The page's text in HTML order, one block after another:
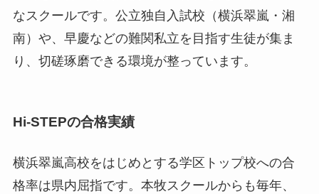
なスクールです。公立独自入試校（横浜翠嵐・湘
南）や、早慶などの難関私立を目指す生徒が集ま
り、切磋琢磨できる環境が整っています。
Hi-STEPの合格実績
横浜翠嵐高校をはじめとする学区トップ校への合
格率は県内屈指です。本牧スクールからも毎年、